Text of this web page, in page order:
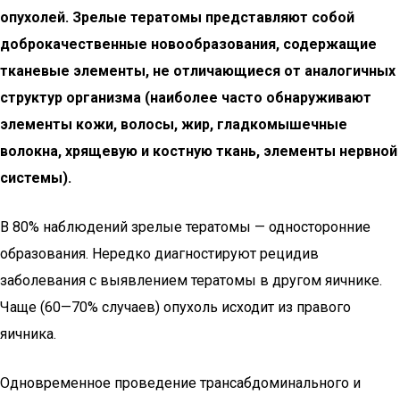
опухолей. Зрелые тератомы представляют собой
доброкачественные новообразования, содержащие
тканевые элементы, не отличающиеся от аналогичных
структур организма (наиболее часто обнаруживают
элементы кожи, волосы, жир, гладкомышечные
волокна, хрящевую и костную ткань, элементы нервной
системы).
В 80% наблюдений зрелые тератомы — односторонние
образования. Нередко диагностируют рецидив
заболевания с выявлением тератомы в другом яичнике.
Чаще (60—70% случаев) опухоль исходит из правого
яичника.
Одновременное проведение трансабдоминального и